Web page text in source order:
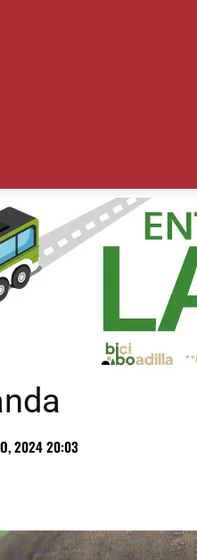
2024 20:03